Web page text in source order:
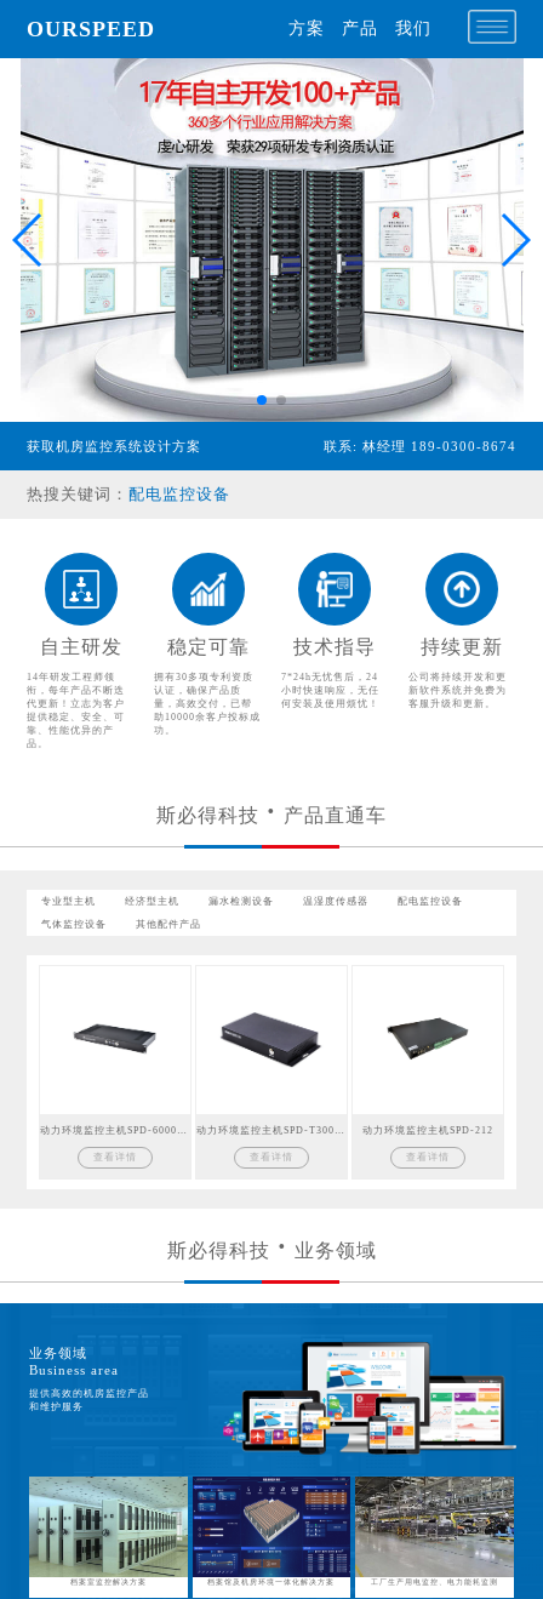
OURSPEED 方案 产品 我们
获取机房监控系统设计方案 联系: 林经理 189-0300-8674
热搜关键词：
专业型主机
经济型主机
配电监控设备
其他配件产品
自主研发
14年研发工程师领
衔，每年产品不断迭
代更新！立志为客户
提供稳定、安全、可
靠、性能优异的产
品。
稳定可靠
拥有30多项专利资质
认证，确保产品质
量，高效交付，已帮
助10000余客户投标成
功。
技术指导
7*24h无忧售后，24
小时快速响应，无任
何安装及使用烦忧！
持续更新
公司将持续开发和更
新软件系统并免费为
客服升级和更新。
斯必得科技 产品直通车
专业型主机 经济型主机 漏水检测设备 温湿度传感器 配电监控设备
气体监控设备 其他配件产品
查看详情 查看详情
动力环境监控主机SPD-212
查看详情
斯必得科技 业务领域
业务领域
Business area
提供高效的机房监控产品
和维护服务
档案室监控解决方案 档案馆及机房环境一体化解决方案 工厂生产用电监控、电力能耗监测